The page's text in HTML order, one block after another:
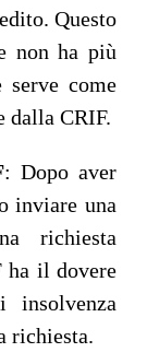
Questo
non ha più
serve come
dalla CRIF.
: Dopo aver
inviare una
richiesta
ha il dovere
insolvenza
richiesta.